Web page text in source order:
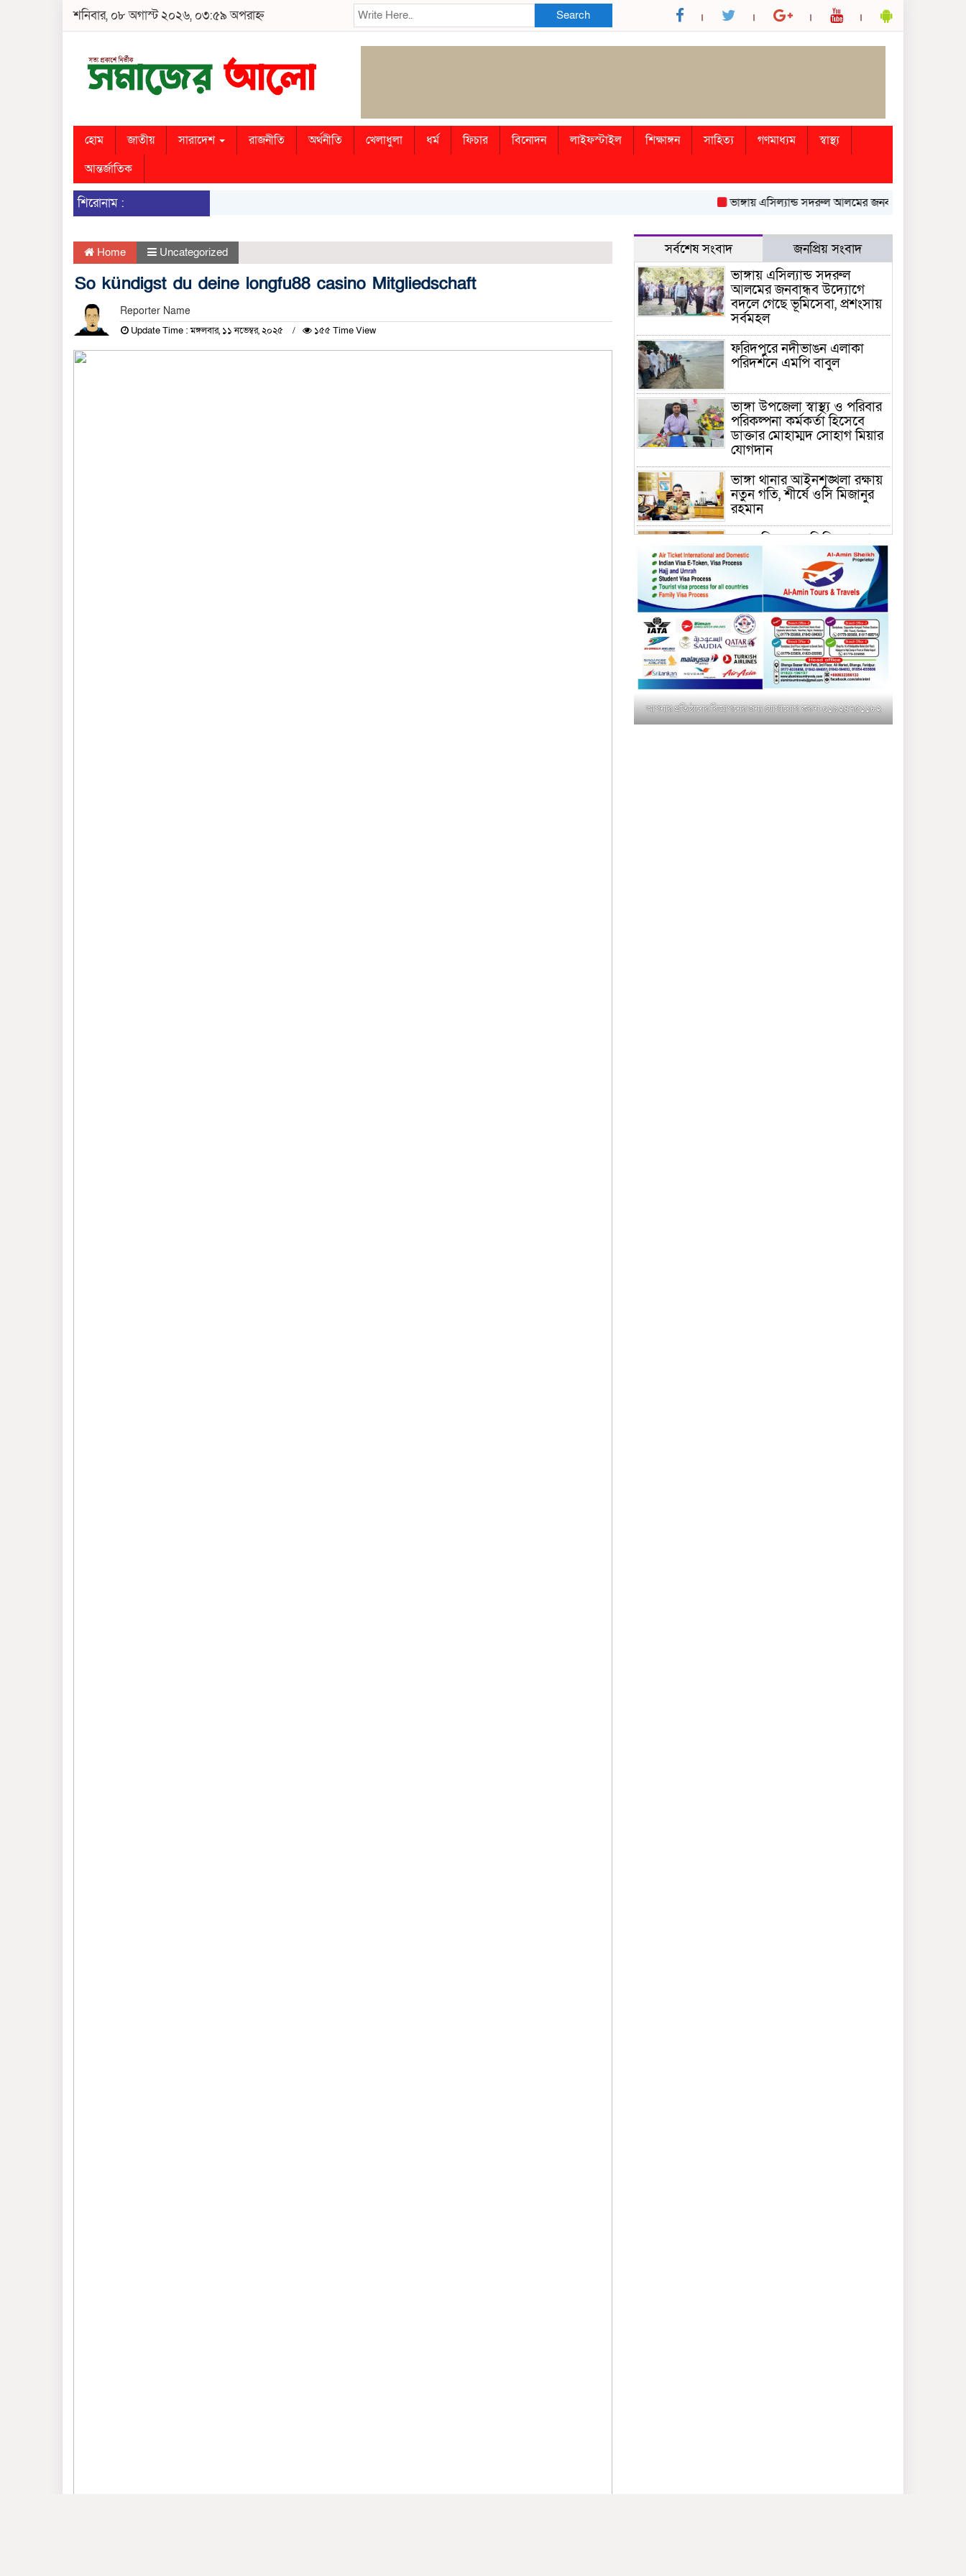
শনিবার, ০৮ অগাস্ট ২০২৬, ০৩:৫৯ অপরাহ্ন Search
হোম জাতীয় সারাদেশ রাজনীতি অর্থনীতি খেলাধুলা ধর্ম ফিচার বিনোদন লাইফস্টাইল শিক্ষাঙ্গন সাহিত্য গণমাধ্যম
স্বাস্থ্য
আন্তর্জাতিক
শিরোনাম : ভাঙ্গায় এসিল্যান্ড সদরুল আলমের জনবান্ধব উদ্যোগে বদলে
Home Uncategorized
So kündigst du deine longfu88 casino Mitgliedschaft
Reporter Name
Update Time : মঙ্গলবার, ১১ নভেম্বর, ২০২৫ ১৫৫ Time View
সর্বশেষ সংবাদ জনপ্রিয় সংবাদ
ভাঙ্গায় এসিল্যান্ড সদরুল
আলমের জনবান্ধব উদ্যোগে
বদলে গেছে ভূমিসেবা, প্রশংসায়
সর্বমহল
ফরিদপুরে নদীভাঙন এলাকা
পরিদর্শনে এমপি বাবুল
ভাঙ্গা উপজেলা স্বাস্থ্য ও পরিবার
পরিকল্পনা কর্মকর্তা হিসেবে
ডাক্তার মোহাম্মদ সোহাগ মিয়ার
যোগদান
ভাঙ্গা থানার আইনশৃঙ্খলা রক্ষায়
নতুন গতি, শীর্ষে ওসি মিজানুর
রহমান
ময়মনসিংহের অতিরিক্ত জেলা
প্রশাসক (রাজস্ব) আজিম উদ্দিন
ভূমি মন্ত্রণালয়ে পদায়ন
সাবেক এমপির প্রেস সেক্রেটারি
রফিকের ক্ষমতার দাপট ও গণ-
অসন্তোষের তথ্য গায়েব করে
ত্রিশাল থানার সাজানো রিপোর্ট
মুক্তাগাছায় জুলাই শহীদ
সামিদের কবর জিয়ারত ও পৌর
কমিটির কার্যক্রম শুরু
শহিদুল ইসলাম বাবুলের হাত
আপনার প্রতিষ্ঠানের বিজ্ঞাপনের জন্য যোগাযোগ করুন-০১৯২৪৭৫১১৮২